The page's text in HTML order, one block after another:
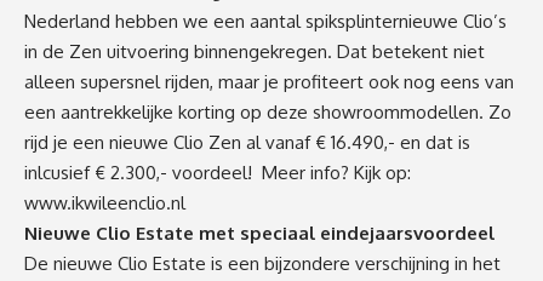
Nederland hebben we een aantal spiksplinternieuwe Clio’s
in de Zen uitvoering binnengekregen. Dat betekent niet
alleen supersnel rijden, maar je profiteert ook nog eens van
een aantrekkelijke korting op deze showroommodellen. Zo
rijd je een nieuwe Clio Zen al vanaf € 16.490,- en dat is
inlcusief € 2.300,- voordeel! Meer info? Kijk op:
www.ikwileenclio.nl
Nieuwe Clio Estate met speciaal eindejaarsvoordeel
De nieuwe Clio Estate is een bijzondere verschijning in het